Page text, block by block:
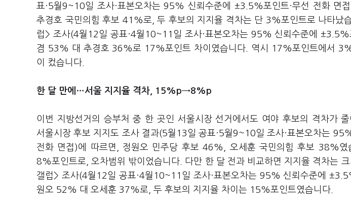
표·5월9~10일 조사·표본오차는 95% 신뢰수준에 ±3.5%포인트·무선 전화 면
추경호 국민의힘 후보 41%로, 두 후보의 지지율 격차는 단 3%포인트로 나타났
럽> 조사(4월12일 공표·4월10~11일 조사·표본오차는 95% 신뢰수준에 ±3.5%
겸 53% 대 추경호 36%로 17%포인트 차이였습니다. 역시 17%포인트에서
이 컸습니다.
한 달 만에…서울 지지율 격차, 15%p→8%p
이번 지방선거의 승부처 중 한 곳인 서울시장 선거에서도 여야 후보의 격차가 줄
서울시장 후보 지지도 조사 결과(5월13일 공표·5월9~10일 조사·표본오차는
전화 면접)에 따르면, 정원오 민주당 후보 46%, 오세훈 국민의힘 후보 38%였
8%포인트로, 오차범위 밖이었습니다. 다만 한 달 전과 비교하면 지지율 격차는
갤럽> 조사(4월12일 공표·4월10~11일 조사·표본오차는 95% 신뢰수준에
원오 52% 대 오세훈 37%로, 두 후보의 지지율 차이는 15%포인트였습니다.